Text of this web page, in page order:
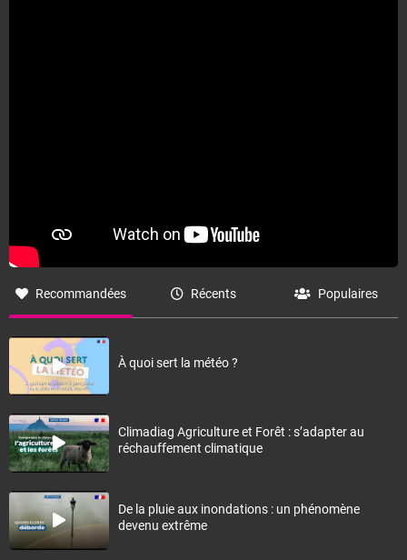
Recommandées Récents Populaires
À quoi sert la météo ?
Climadiag Agriculture et Forêt : s’adapter au
réchauffement climatique
De la pluie aux inondations : un phénomène
devenu extrême